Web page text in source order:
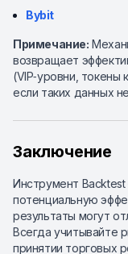
Bybit
Примечание:
возвращает
(VIP‑уровни, токены
если таких данных
Заключение
Инструмент
потенциальную
результаты могут
Всегда учитывайте
принятии торговых